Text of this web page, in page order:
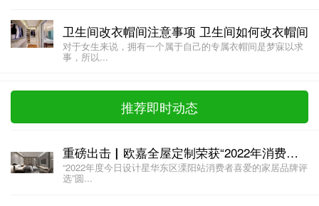
卫生间改衣帽间注意事项 卫生间如何改衣帽间
对于女生来说，拥有一个属于自己的专属衣帽间是梦寐以求
事，所以...
推荐即时动态
重磅出击▏欧嘉全屋定制荣获“2022年消费者喜爱的十大全屋定制品牌”
“2022年度今日设计星华东区溧阳站消费者喜爱的家居品牌评
选”圆...